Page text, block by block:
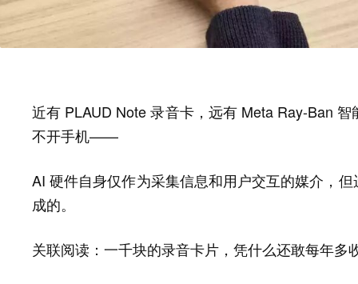
近有 PLAUD Note 录音卡，远有 Meta Ray-Ban
不开手机——
AI 硬件自身仅作为采集信息和用户交互的媒介，
成的。
关联阅读： 一千块的录音卡片，凭什么还敢每年多